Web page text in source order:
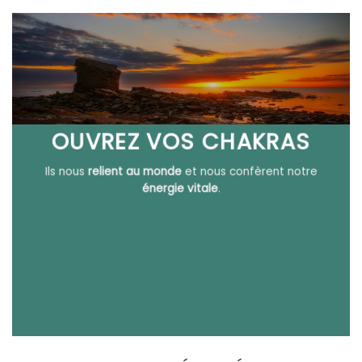
OUVREZ VOS CHAKRAS
Ils nous relient au mondeet nous confèrent notre
énergie vitale.